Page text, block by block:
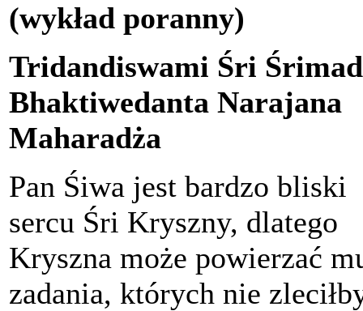
(wykład poranny)
Tridandiswami Śri Śrimad
Bhaktiwedanta Narajana
Maharadża
Pan Śiwa jest bardzo bliski
sercu Śri Kryszny, dlatego
Kryszna może powierzać
zadania, których nie